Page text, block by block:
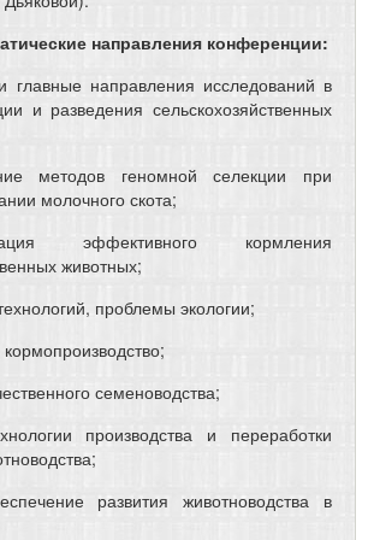
направления конференции:
главные направления исследований в
и разведения сельскохозяйственных
методов геномной селекции при
молочного скота;
эффективного кормления
животных;
проблемы экологии;
семеноводства;
производства и переработки
развития животноводства в